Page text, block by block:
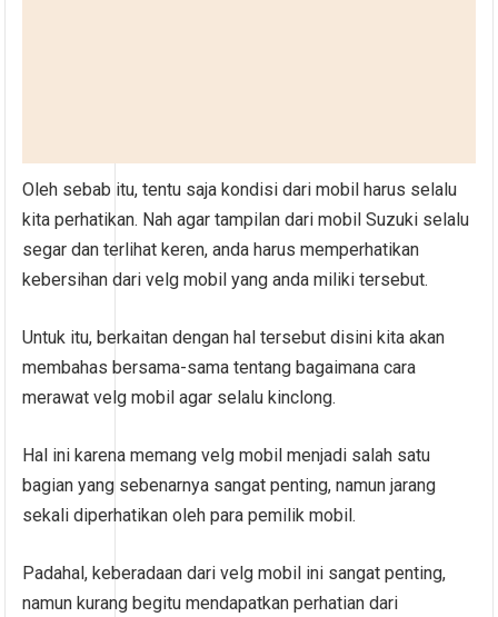
Oleh sebab itu, tentu saja kondisi dari mobil harus selalu
kita perhatikan. Nah agar tampilan dari mobil Suzuki selalu
segar dan terlihat keren, anda harus memperhatikan
kebersihan dari velg mobil yang anda miliki tersebut.
Untuk itu, berkaitan dengan hal tersebut disini kita akan
membahas bersama-sama tentang bagaimana cara
merawat velg mobil agar selalu kinclong.
Hal ini karena memang velg mobil menjadi salah satu
bagian yang sebenarnya sangat penting, namun jarang
sekali diperhatikan oleh para pemilik mobil.
Padahal, keberadaan dari velg mobil ini sangat penting,
namun kurang begitu mendapatkan perhatian dari